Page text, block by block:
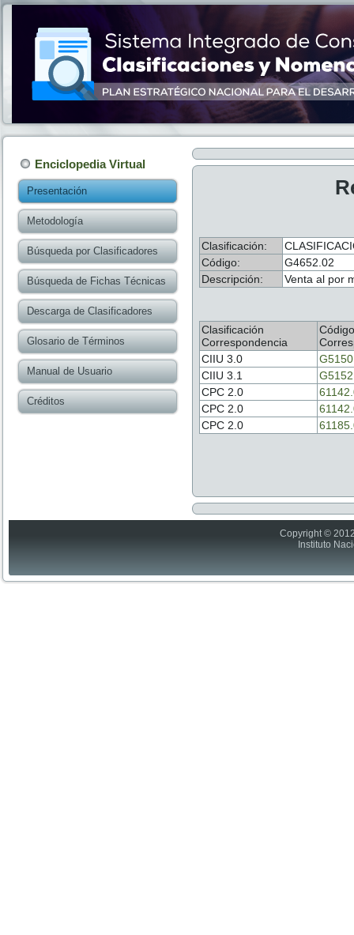
Enciclopedia Virtual
Presentación
Metodología
Búsqueda por Clasificadores
Búsqueda de Fichas Técnicas
Descarga de Clasificadores
Glosario de Términos
Manual de Usuario
Créditos
Clasificación:
Código:
G4652.02
Descripción:
Venta al por
Clasificación
Correspondencia
Código
CIIU 3.0
CIIU 3.1
CPC 2.0
CPC 2.0
CPC 2.0
Copyright ©
Instituto